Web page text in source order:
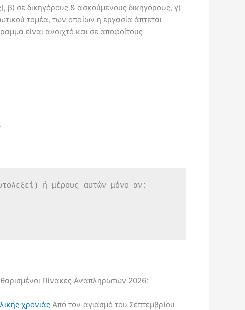
β) σε δικηγόρους & ασκούμενους δικηγόρους, γ)
τομέα, των οποίων η εργασία άπτεται
είναι ανοιχτό και σε αποφοίτους
ή μέρους αυτών μόνο αν:
Πίνακες Αναπληρωτών 2026:
χρονιάς Από τον αγιασμό του Σεπτεμβρίου